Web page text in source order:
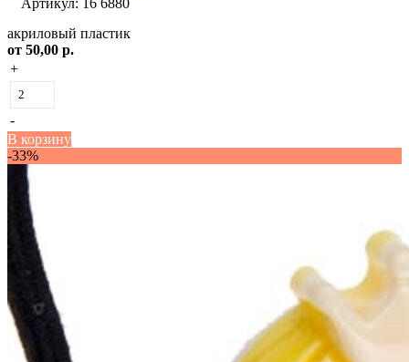
акриловый пластик
от 50,00 р.
+
-
В корзину
-33%